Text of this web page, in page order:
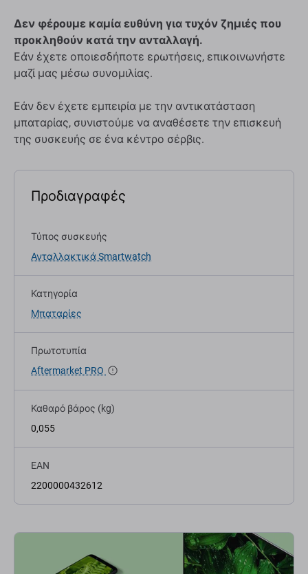
Δεν φέρουμε καμία ευθύνη για τυχόν ζημιές που
προκληθούν κατά την ανταλλαγή.
Εάν έχετε οποιεσδήποτε ερωτήσεις, επικοινωνήστε
μαζί μας μέσω συνομιλίας.
Εάν δεν έχετε εμπειρία με την αντικατάσταση
μπαταρίας, συνιστούμε να αναθέσετε την επισκευή
της συσκευής σε ένα κέντρο σέρβις.
Προδιαγραφές
Τύπος συσκευής
Ανταλλακτικά Smartwatch
Κατηγορία
Μπαταρίες
Πρωτοτυπία
Aftermarket PRO
Καθαρό βάρος (kg)
0,055
EAN
2200000432612